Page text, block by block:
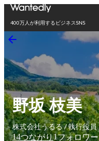
400万人が利用するビジネスSNS
野坂 枝美
株式会社うるる / 執行役員
14つながり1フォロワー